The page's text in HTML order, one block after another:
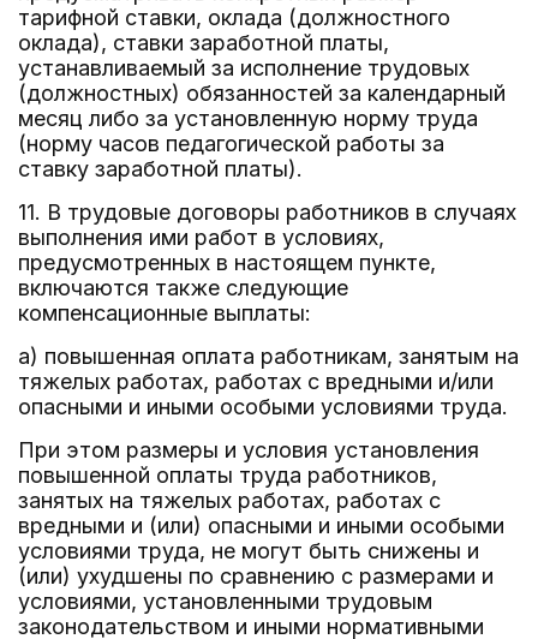
тарифной ставки, оклада (должностного
оклада), ставки заработной платы,
устанавливаемый за исполнение трудовых
(должностных) обязанностей за календарный
месяц либо за установленную норму труда
(норму часов педагогической работы за
ставку заработной платы).
11. В трудовые договоры работников в случаях
выполнения ими работ в условиях,
предусмотренных в настоящем пункте,
включаются также следующие
компенсационные выплаты:
а) повышенная оплата работникам, занятым на
тяжелых работах, работах с вредными и/или
опасными и иными особыми условиями труда.
При этом размеры и условия установления
повышенной оплаты труда работников,
занятых на тяжелых работах, работах с
вредными и (или) опасными и иными особыми
условиями труда, не могут быть снижены и
(или) ухудшены по сравнению с размерами и
условиями, установленными трудовым
законодательством и иными нормативными